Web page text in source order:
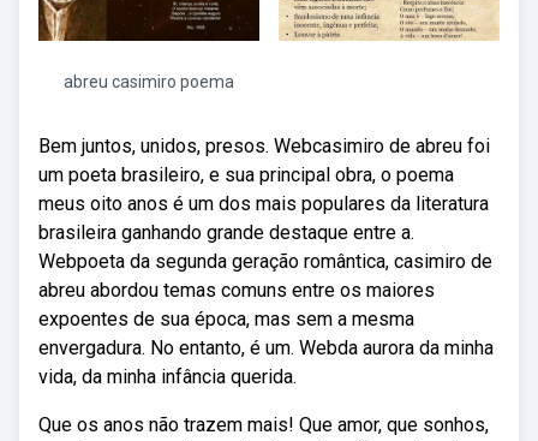
abreu casimiro poema
Bem juntos, unidos, presos. Webcasimiro de abreu foi
um poeta brasileiro, e sua principal obra, o poema
meus oito anos é um dos mais populares da literatura
brasileira ganhando grande destaque entre a.
Webpoeta da segunda geração romântica, casimiro de
abreu abordou temas comuns entre os maiores
expoentes de sua época, mas sem a mesma
envergadura. No entanto, é um. Webda aurora da minha
vida, da minha infância querida.
Que os anos não trazem mais! Que amor, que sonhos,